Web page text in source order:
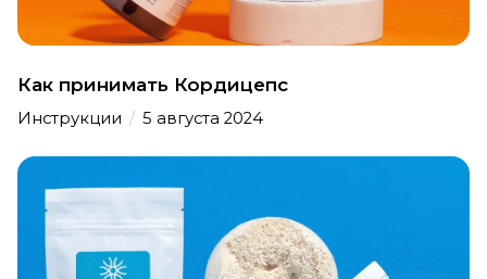
Как принимать Кордицепс
Инструкции / 5 августа 2024